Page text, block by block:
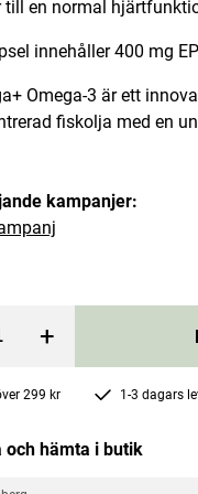
100g
till en normal
innehåller 400 mg
Omega-3 är ett
fiskolja med en
kampanjer:
+
299 kr 1-3 dagars
och hämta i butik